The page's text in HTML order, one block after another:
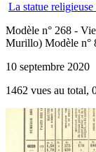
La statue religieuse
Modèle n° 268 -
Murillo) Modèle n°
10 septembre 2020
1462 vues au total,